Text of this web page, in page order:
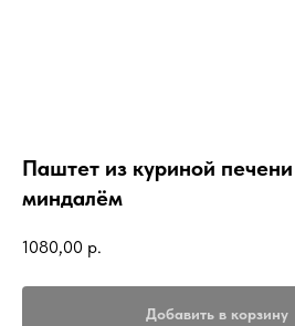
Паштет из куриной
миндалём
1080,00 р.
Добавить в корзину